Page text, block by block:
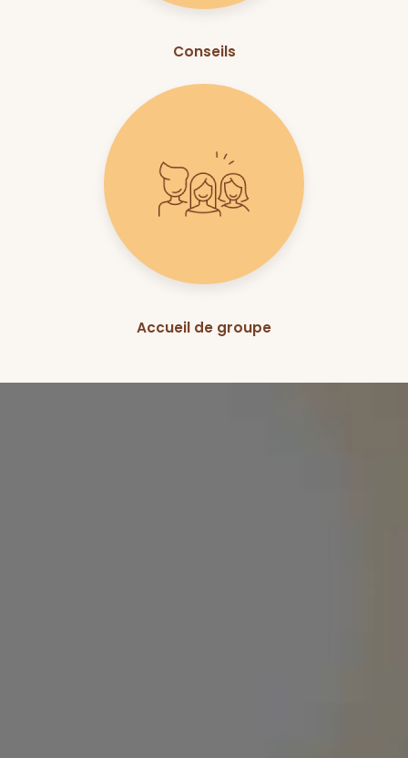
Conseils
Accueil de groupe